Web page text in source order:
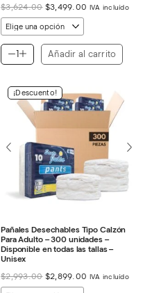
$3,624.00 El
precio
original
era:
$3,624.00.
$3,499.00 El
$3,499.00.
IVA incluído
Añadir al carrito
¡Descuento!
Pañales Desechables Tipo Calzón
Para Adulto – 300 unidades –
Disponible en todas las tallas –
Unisex
$2,993.00 El
precio
$2,899.00 El
IVA incluído